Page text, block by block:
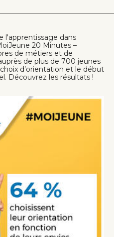
l'apprentissage dans
20 Minutes –
de métiers et de
de plus de 700 jeunes
d’orientation et le début
Découvrez les résultats !